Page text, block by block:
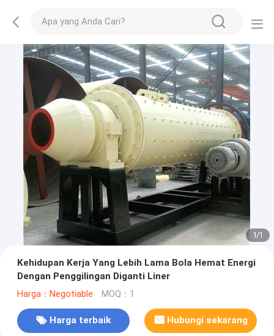
1/1
Kehidupan Kerja Yang Lebih Lama Bola Hemat Energi
Dengan Penggilingan Diganti Liner
Harga：Negotiable MOQ：1
Harga terbaik Hubungi sekarang